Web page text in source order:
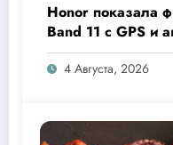
Honor показала
Band 11 с GPS и
26 дней
4 Августа, 2026